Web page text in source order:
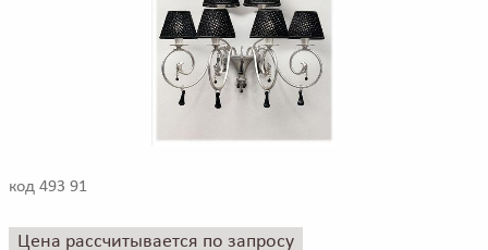
код 493 91
Цена рассчитывается по запросу